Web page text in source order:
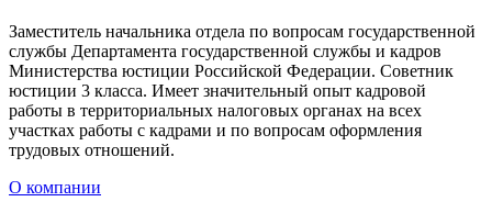
Заместитель начальника отдела по вопросам государственной
службы Департамента государственной службы и кадров
Министерства юстиции Российской Федерации. Советник
юстиции 3 класса. Имеет значительный опыт кадровой
работы в территориальных налоговых органах на всех
участках работы с кадрами и по вопросам оформления
трудовых отношений.
О компании